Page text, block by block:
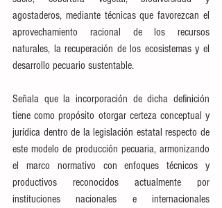
agostaderos, mediante técnicas que favorezcan el
aprovechamiento racional de los recursos
naturales, la recuperación de los ecosistemas y el
desarrollo pecuario sustentable.
Señala que la incorporación de dicha definición
tiene como propósito otorgar certeza conceptual y
jurídica dentro de la legislación estatal respecto de
este modelo de producción pecuaria, armonizando
el marco normativo con enfoques técnicos y
productivos reconocidos actualmente por
instituciones nacionales e internacionales